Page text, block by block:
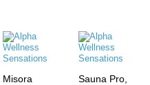
Misora
Sauna Pro,